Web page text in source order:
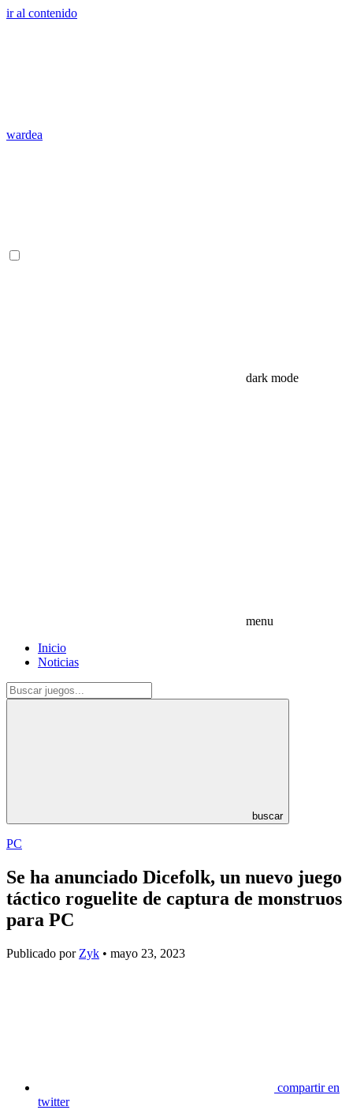
ir al contenido
wardea
dark mode
menu
Inicio
Noticias
buscar
PC
Se ha anunciado Dicefolk, un nuevo juego
táctico roguelite de captura de monstruos
para PC
Publicado por Zyk • mayo 23, 2023
compartir en
twitter